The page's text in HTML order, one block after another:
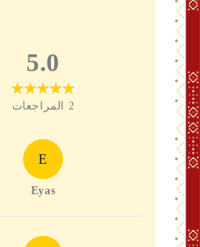
5.0
2 المراجعات
E
Eyas